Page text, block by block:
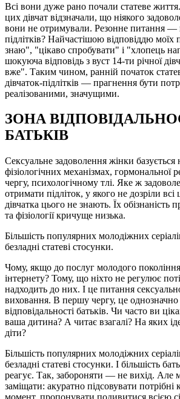
Всі вони дуже рано почали статеве
цих дівчат відзначали, що ніякого
вони не отримували. Резонне питання —
підлітків? Найчастішою відповіддю моїх
знаю", "цікаво спробувати" і "хлопець
шокуюча відповідь з вуст 14-ти річної
вже". Таким чином, ранній початок
дівчаток-підлітків — прагнення бути
реалізованими, значущими.
ЗОНА
БАТЬКІВ
Сексуальне задоволення жінки базується
фізіологічних механізмах, гормональної
чергу, психологічному тлі. Яке ж
отримати підліток, у якого не дозріли всі
дівчатка цього не знають. Їх обізнаність
та фізіології кричуще низька.
Більшість популярних молодіжних
безладні статеві стосунки.
Чому, якщо до послуг молодого покоління
інтернету? Тому, що ніхто не регулює
надходить до них. І це питання
виховання. В першу чергу, це однозначно
відповідальності батьків. Чи часто ви
ваша дитина? А читає взагалі? На яких
діти?
Більшість популярних молодіжних
безладні статеві стосунки. І більшість
реагує. Так, забороняти — не вихід. Але
заміщати: акуратно підсовувати